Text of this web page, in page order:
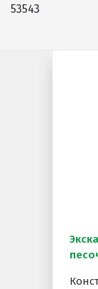
53543